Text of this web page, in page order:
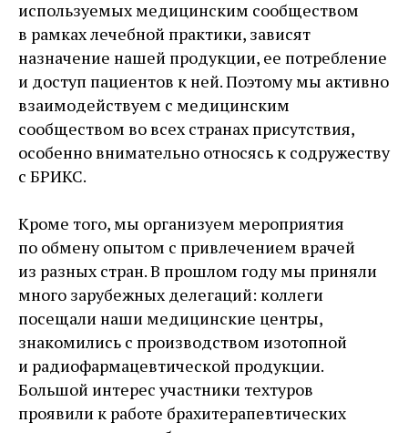
используемых медицинским сообществом
в рамках лечебной практики, зависят
назначение нашей продукции, ее потребление
и доступ пациентов к ней. Поэтому мы активно
взаимодействуем с медицинским
сообществом во всех странах присутствия,
особенно внимательно относясь к содружеству
с БРИКС.
Кроме того, мы организуем мероприятия
по обмену опытом с привлечением врачей
из разных стран. В прошлом году мы приняли
много зарубежных делегаций: коллеги
посещали наши медицинские центры,
знакомились с производством изотопной
и радиофармацевтической продукции.
Большой интерес участники техтуров
проявили к работе брахитерапевтических